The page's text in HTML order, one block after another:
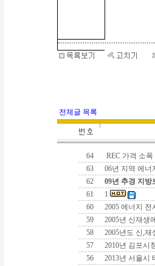
전체글 목록
64
REC 가격 소
63
06년 지역 에
62
09년 추경 지방
61
1
60
2005 에너지
59
2005년 신재생
58
2005년도 신,
57
2010년 김포시
56
2013년 서울시